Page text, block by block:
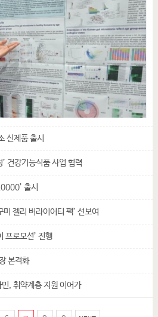
신제품 출시
건강기능식품 사업 협력
출시
젤리 버라이어티 팩’ 선보여
프로모션’ 진행
본격화
, 취약계층 지원 이어가